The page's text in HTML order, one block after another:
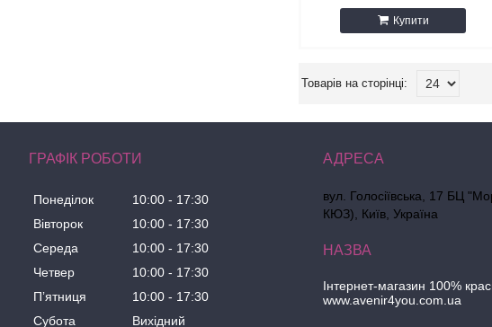
Купити
ГРАФІК РОБОТИ
Понеділок 10:00
17:30
Вівторок
10:00
17:30
Середа
10:00
17:30
Четвер
10:00
17:30
Пʼятниця
10:00
17:30
Субота
Вихідний
вул. Голосіївська, 17 БЦ
КЮЗ), Київ, Україна
Інтернет-магазин 100%
www.avenir4you.com.ua